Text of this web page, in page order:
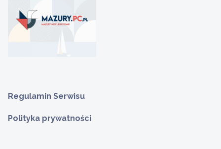
Regulamin Serwisu
Polityka prywatności